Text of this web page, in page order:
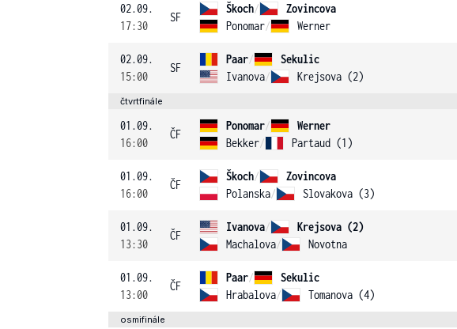
02.09.
17:30
SF
Škoch/
Zovincova
Ponomar/ Werner
02.09.
15:00
SF
Paar/
Sekulic
Ivanova/ Krejsova (2)
čtvrtfinále
01.09.
16:00
ČF
Ponomar/
Werner
Bekker/ Partaud (1)
01.09.
16:00
ČF
Škoch/
Zovincova
Polanska/ Slovakova (3)
01.09.
13:30
ČF
Ivanova/
Krejsova (2)
Machalova/ Novotna
01.09.
13:00
ČF
Paar/
Sekulic
Hrabalova/ Tomanova (4)
osmifinále